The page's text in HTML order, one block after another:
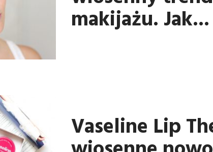
makijażu. Jak...
Vaseline Lip